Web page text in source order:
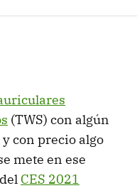
(TWS) con algún
con precio algo
mete en ese
CES 2021